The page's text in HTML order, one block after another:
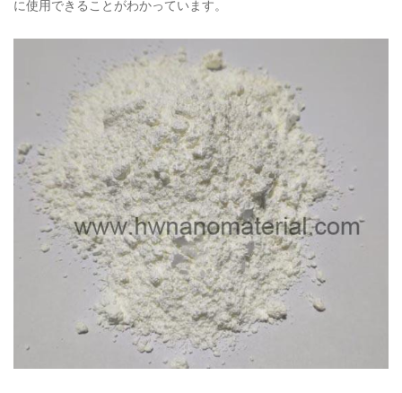
に使用できることがわかっています。